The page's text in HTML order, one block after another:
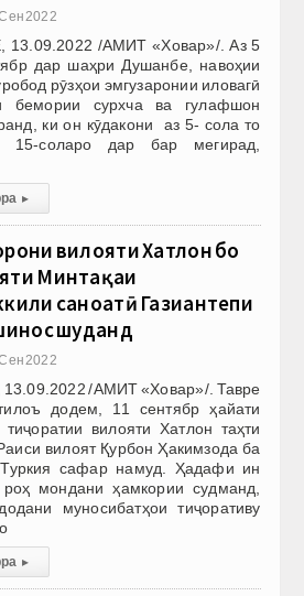
2022
/АМИТ «Ховар»/. Аз 5
дар шаҳри Душанбе, навоҳии
рӯзҳои эмгузаронии иловагӣ
бемории сурхча ва гулафшон
ки он кӯдакони аз 5- сола то
15-соларо дар бар мегирад,
▸
вилояти Хатлон бо
Минтақаи
саноатӣ Газиантепи
шуданд
2022
/АМИТ «Ховар»/. Тавре
додем, 11 сентябр ҳайати
тиҷоратии вилояти Хатлон таҳти
вилоят Қурбон Ҳакимзода ба
сафар намуд. Ҳадафи ин
мондани ҳамкории судманд,
муносибатҳои тиҷоративу
▸